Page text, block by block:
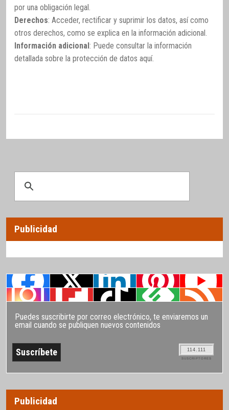
por una obligación legal.
Derechos: Acceder, rectificar y suprimir los datos, así como
otros derechos, como se explica en la información adicional.
Información adicional: Puede consultar la información
detallada sobre la protección de datos aquí.
Publicidad
Puedes suscribirte por correo electrónico, te enviaremos un
email cuando se publiquen nuevos contenidos
114.111
SUSCRIPTORES
Publicidad